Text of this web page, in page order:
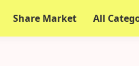
Share Market All